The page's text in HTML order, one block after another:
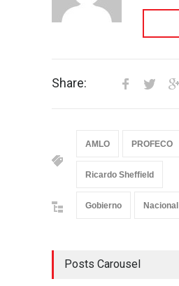
Share:
AMLO PROFECO
Ricardo Sheffield
Gobierno Nacional
Posts Carousel